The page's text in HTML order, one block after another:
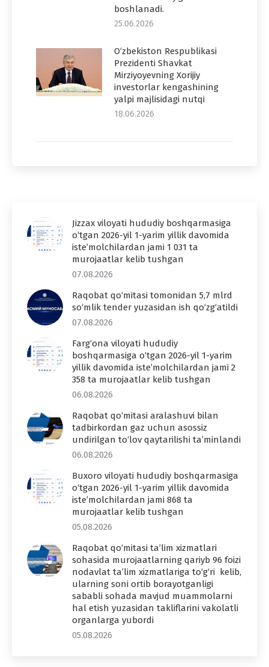
boshlanadi.
25.06.2026
O‘zbekiston Respublikasi
Prezidenti Shavkat
Mirziyoyevning Xorijiy
investorlar kengashining
yalpi majlisidagi nutqi
18.06.2026
Jizzax viloyati hududiy boshqarmasiga
o‘tgan 2026-yil 1-yarim yillik davomida
iste’molchilardan jami 1 031 ta
murojaatlar kelib tushgan
07.08.2026
Raqobat qo‘mitasi tomonidan 5,7 mlrd
so‘mlik tender yuzasidan ish qo‘zg‘atildi
07.08.2026
Farg‘ona viloyati hududiy
boshqarmasiga o‘tgan 2026-yil 1-yarim
yillik davomida iste’molchilardan jami 2
358 ta murojaatlar kelib tushgan
06.08.2026
Raqobat qo‘mitasi aralashuvi bilan
tadbirkordan gaz uchun asossiz
undirilgan to‘lov qaytarilishi ta’minlandi
06.08.2026
Buxoro viloyati hududiy boshqarmasiga
o‘tgan 2026-yil 1-yarim yillik davomida
iste’molchilardan jami 868 ta
murojaatlar kelib tushgan
05.08.2026
Raqobat qo‘mitasi ta’lim xizmatlari
sohasida murojaatlarning qariyb 96 foizi
nodavlat ta’lim xizmatlariga to‘g‘ri kelib,
ularning soni ortib borayotganligi
sababli sohada mavjud muammolarni
hal etish yuzasidan takliflarini vakolatli
organlarga yubordi
05.08.2026